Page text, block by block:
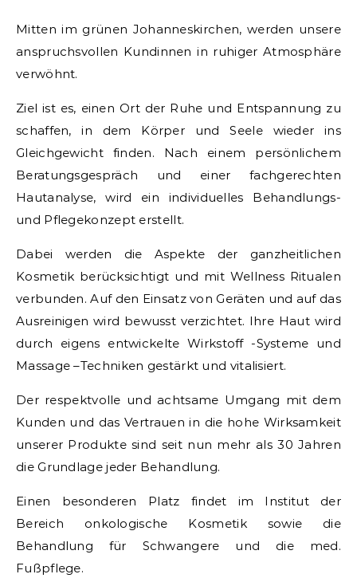
Mitten im grünen Johanneskirchen, werden unsere
anspruchsvollen Kundinnen in ruhiger Atmosphäre
verwöhnt.
Ziel ist es, einen Ort der Ruhe und Entspannung zu
schaffen, in dem Körper und Seele wieder ins
Gleichgewicht finden. Nach einem persönlichem
Beratungsgespräch und einer fachgerechten
Hautanalyse, wird ein individuelles Behandlungs-
und Pflegekonzept erstellt.
Dabei werden die Aspekte der ganzheitlichen
Kosmetik berücksichtigt und mit Wellness Ritualen
verbunden. Auf den Einsatz von Geräten und auf das
Ausreinigen wird bewusst verzichtet. Ihre Haut wird
durch eigens entwickelte Wirkstoff -Systeme und
Massage –Techniken gestärkt und vitalisiert.
Der respektvolle und achtsame Umgang mit dem
Kunden und das Vertrauen in die hohe Wirksamkeit
unserer Produkte sind seit nun mehr als 30 Jahren
die Grundlage jeder Behandlung.
Einen besonderen Platz findet im Institut der
Bereich onkologische Kosmetik sowie die
Behandlung für Schwangere und die med.
Fußpflege.